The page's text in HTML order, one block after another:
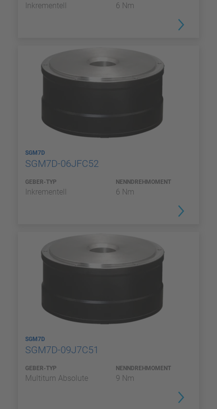
Inkrementell 6 Nm
SGM7D
SGM7D-06JFC52
GEBER-TYP
Inkrementell
NENNDREHMOMENT
6 Nm
SGM7D
SGM7D-09J7C51
GEBER-TYP
Multiturn Absolute
NENNDREHMOMENT
9 Nm